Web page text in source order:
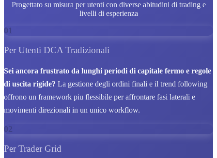
Progettato su misura per utenti con diverse abitudini di trading e
livelli di esperienza
01
Per Utenti DCA Tradizionali
Sei ancora frustrato da lunghi periodi di capitale fermo e regole
di uscita rigide? La gestione degli ordini finali e il trend following
offrono un framework piu flessibile per affrontare fasi laterali e
movimenti direzionali in un unico workflow.
02
Per Trader Grid